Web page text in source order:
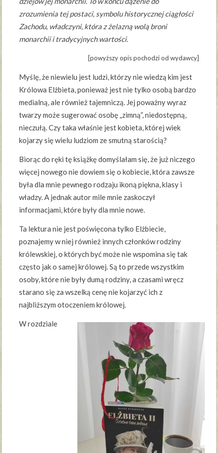
zrozumienia tej postaci, symbolu historycznej ciągłości
Zachodu, władczyni, która z żelazną wolą broni
monarchii i tradycyjnych wartości.
[powyższy opis pochodzi od wydawcy]
Myślę, że niewielu jest ludzi, którzy nie wiedzą kim jest
Królowa Elżbieta, ponieważ jest nie tylko osobą bardzo
medialną, ale również tajemniczą. Jej poważny wyraz
twarzy może sugerować osobę „zimną”, niedostępną,
nieczułą. Czy taka właśnie jest kobieta, której wiek
kojarzy się wielu ludziom ze smutną starością?
Biorąc do ręki tę książkę domyślałam się, że już niczego
więcej nowego nie dowiem się o kobiecie, która zawsze
była dla mnie pewnego rodzaju ikoną piękna, klasy i
władzy. A jednak autor mile mnie zaskoczył
informacjami, które były dla mnie nowe.
Ta lektura nie jest poświęcona tylko Elżbiecie,
poznajemy w niej również innych członków rodziny
królewskiej, o których być może nie wspomina się tak
często jak o samej królowej. Są to przede wszystkim
osoby, które nie były dumą rodziny, a czasami wręcz
starano się za wszelką cenę nie kojarzyć ich z
najbliższym otoczeniem królowej.
W rozdziale